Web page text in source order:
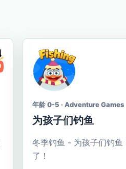
年龄 0-5 · Adventure Games
为孩子们钓鱼
冬季钓鱼 - 为孩子们钓鱼
了！